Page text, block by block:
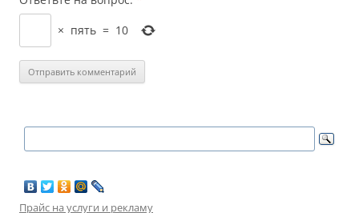
× пять = 10
Прайс на услуги и рекламу